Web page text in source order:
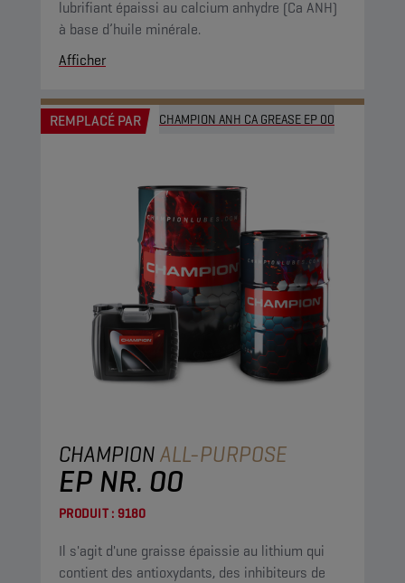
lubrifiant épaissi au calcium anhydre (Ca ANH)
à base d’huile minérale.
Afficher
REMPLACÉ PAR CHAMPION ANH CA GREASE EP 00
CHAMPIONALL-PURPOSE
EP NR. 00
PRODUIT : 9180
Il s'agit d'une graisse épaissie au lithium qui
contient des antioxydants, des inhibiteurs de